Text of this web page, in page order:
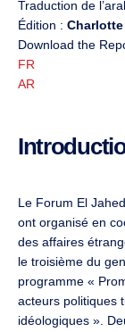
Traduction de
Édition :
Download the
FR
AR
Le Forum El
ont organisé en
des affaires
le troisième du
programme «
acteurs politiques
idéologiques ».